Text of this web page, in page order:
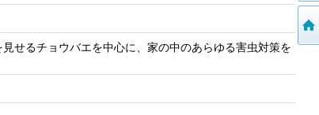
せるチョウバエを中心に、家の中のあらゆる害虫対策を